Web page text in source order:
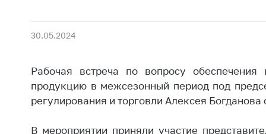
совет
Награждения
Белорусская
товарная биржа
30.05.2024
Рабочая встреча по вопросу
продукцию в межсезонный период под
регулирования и торговли Алексея
В мероприятии приняли участие